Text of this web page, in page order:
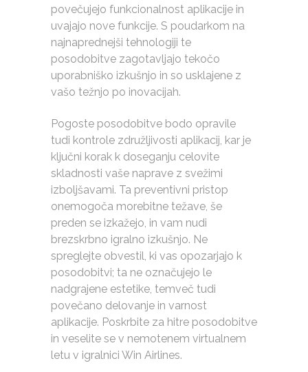
povečujejo funkcionalnost aplikacije in
uvajajo nove funkcije. S poudarkom na
najnaprednejši tehnologiji te
posodobitve zagotavljajo tekočo
uporabniško izkušnjo in so usklajene z
vašo težnjo po inovacijah.
Pogoste posodobitve bodo opravile
tudi kontrole združljivosti aplikacij, kar je
ključni korak k doseganju celovite
skladnosti vaše naprave z svežimi
izboljšavami. Ta preventivni pristop
onemogoča morebitne težave, še
preden se izkažejo, in vam nudi
brezskrbno igralno izkušnjo. Ne
spreglejte obvestil, ki vas opozarjajo k
posodobitvi; ta ne označujejo le
nadgrajene estetike, temveč tudi
povečano delovanje in varnost
aplikacije. Poskrbite za hitre posodobitve
in veselite se v nemotenem virtualnem
letu v igralnici Win Airlines.